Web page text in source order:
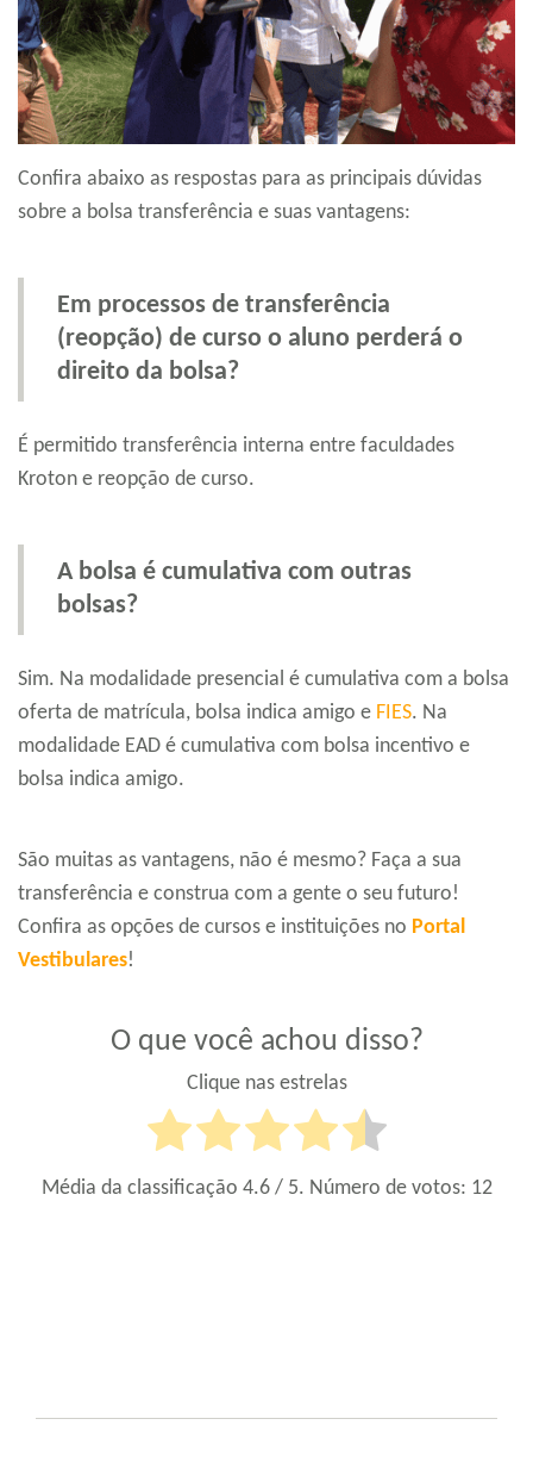
Confira abaixo as respostas para as principais dúvidas
sobre a bolsa transferência e suas vantagens:
Em processos de transferência
(reopção) de curso o aluno perderá o
direito da bolsa?
É permitido transferência interna entre faculdades
Kroton e reopção de curso.
A bolsa é cumulativa com outras
bolsas?
Sim. Na modalidade presencial é cumulativa com a bolsa
oferta de matrícula, bolsa indica amigo e FIES. Na
modalidade EAD é cumulativa com bolsa incentivo e
bolsa indica amigo.
São muitas as vantagens, não é mesmo? Faça a sua
transferência e construa com a gente o seu futuro!
Confira as opções de cursos e instituições no Portal
Vestibulares!
O que você achou disso?
Clique nas estrelas
Média da classificação 4.6/ 5. Número de votos: 12